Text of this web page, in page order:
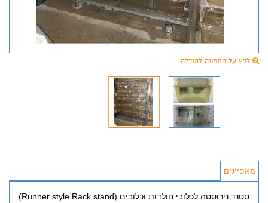
לחץ על התמונה להגדלה
מאפיינים
סטנד נירוסטה לכלובי חולדות וכלובים (Runner style Rack stand)